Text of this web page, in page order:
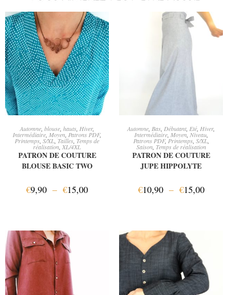
CHOIX DES OPTIONS
Automne blouse hauts Hiver,
Intermédiaire Moyen Patrons PDF,
Printemps S/XL ,Tailles Temps de
réalisation XL/4XL
PATRON DE COUTURE
BLOUSE BASIC TWO
€9,90 – €15,00
CHOIX DES OPTIONS
Automne Bas Débutant Eté Hiver,
Intermédiaire, Moyen, Niveau,
Patrons PDF,Printemps, S/XL,
Saison, Temps de réalisation
PATRON DE COUTURE
JUPE HIPPOLYTE
€10,90 – €15,00